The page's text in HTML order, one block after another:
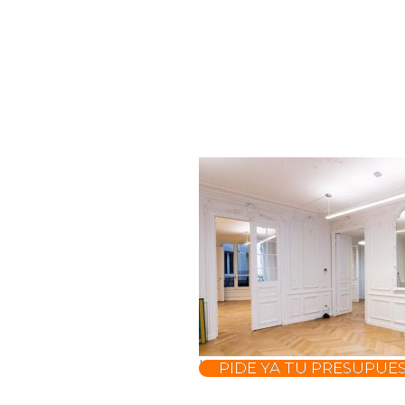
bricodepot parquet
PIDE YA TU